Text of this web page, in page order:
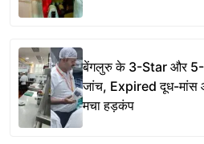
बेंगलुरु के 3-Star और 5-
जांच, Expired दूध-मांस
मचा हड़कंप